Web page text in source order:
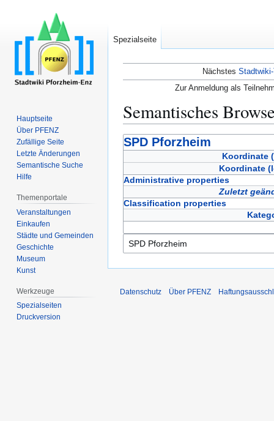
Nächstes
Zur Anmeldung als
Semantisches
Zur
Navigation
Zur
Suche
SPD Pforzheim
Koordinate
Koordinate
Administrative properties
Zuletzt
Classification properties
Spezialseite
Hauptseite
Über PFENZ
Zufällige Seite
Letzte Änderungen
Semantische Suche
Hilfe
Themenportale
Veranstaltungen
Einkaufen
Städte und Gemeinden
Geschichte
Museum
Kunst
Werkzeuge
Spezialseiten
Druckversion
Datenschutz Über PFENZ